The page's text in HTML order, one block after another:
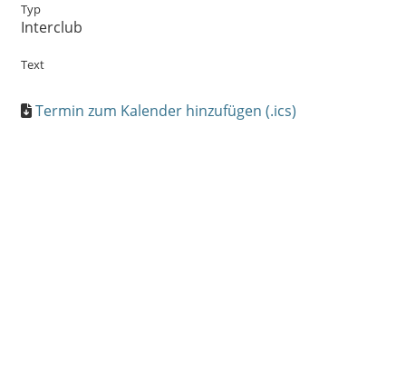
Typ
Interclub
Text
Termin zum Kalender hinzufügen (.ics)